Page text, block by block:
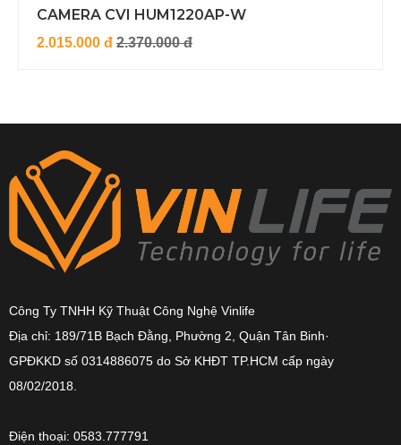
CAMERA CVI HUM1220AP-W
2.015.000 đ 2.370.000 đ
Công Ty TNHH Kỹ Thuật Công Nghệ Vinlife
Địa chỉ: 189/71B Bạch Đằng, Phường 2, Quận Tân Binh·
GPĐKKD số 0314886075 do Sở KHĐT TP.HCM cấp ngày
08/02/2018.
Điện thoại: 0583.777791